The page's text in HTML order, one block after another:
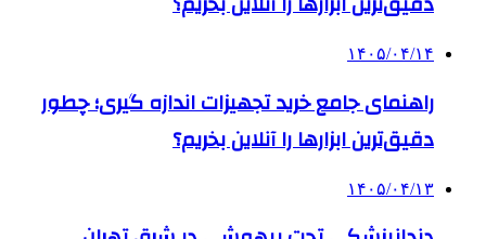
۱۴۰۵/۰۴/۱۴
راهنمای جامع خرید تجهیزات اندازه گیری؛ چطور
دقیق‌ترین ابزارها را آنلاین بخریم؟
۱۴۰۵/۰۴/۱۳